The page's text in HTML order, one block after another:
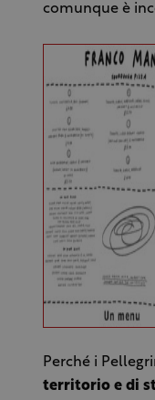
comunque è
Perché i
territorio e di